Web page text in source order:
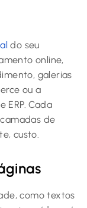
do seu
online,
galerias
ou a
ERP. Cada
de
custo.
como textos